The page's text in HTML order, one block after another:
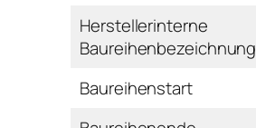
Herstellerinterne
Baureihenbezeichnung
Baureihenstart